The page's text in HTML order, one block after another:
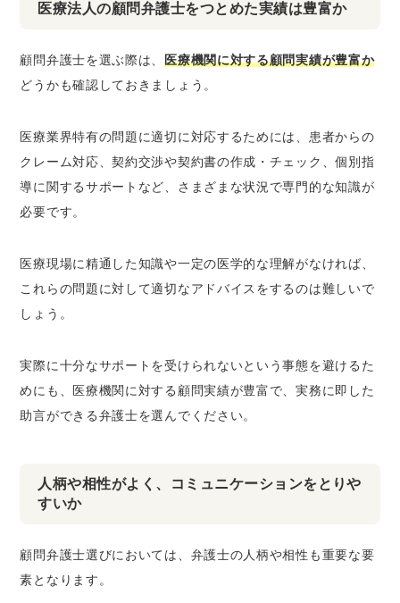
医療法人の顧問弁護士をつとめた実績は豊富か
顧問弁護士を選ぶ際は、医療機関に対する顧問実績が豊富か
どうかも確認しておきましょう。
医療業界特有の問題に適切に対応するためには、患者からの
クレーム対応、契約交渉や契約書の作成・チェック、個別指
導に関するサポートなど、さまざまな状況で専門的な知識が
必要です。
医療現場に精通した知識や一定の医学的な理解がなければ、
これらの問題に対して適切なアドバイスをするのは難しいで
しょう。
実際に十分なサポートを受けられないという事態を避けるた
めにも、医療機関に対する顧問実績が豊富で、実務に即した
助言ができる弁護士を選んでください。
人柄や相性がよく、コミュニケーションをとりや
すいか
顧問弁護士選びにおいては、弁護士の人柄や相性も重要な要
素となります。